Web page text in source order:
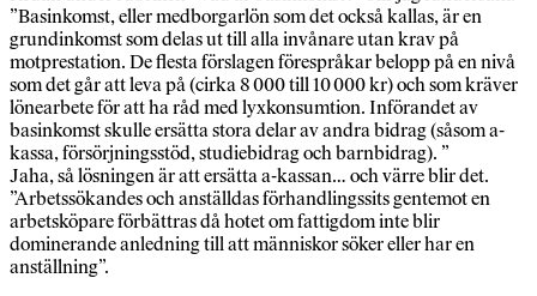
”Basinkomst, eller medborgarlön som det också kallas, är en
grundinkomst som delas ut till alla invånare utan krav på
motprestation. De flesta förslagen förespråkar belopp på en nivå
som det går att leva på (cirka 8 000 till 10 000 kr) och som kräver
lönearbete för att ha råd med lyxkonsumtion. Införandet av
basinkomst skulle ersätta stora delar av andra bidrag (såsom a-
kassa, försörjningsstöd, studiebidrag och barnbidrag). ”
Jaha, så lösningen är att ersätta a-kassan… och värre blir det.
”Arbetssökandes och anställdas förhandlingssits gentemot en
arbetsköpare förbättras då hotet om fattigdom inte blir
dominerande anledning till att människor söker eller har en
anställning”.